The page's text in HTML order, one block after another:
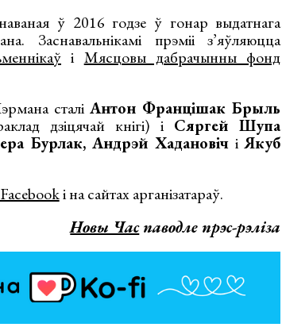
ў 2016 годзе ў гонар выдатнага
Заснавальнікамі прэміі з’яўляюцца
і Мясцовы дабрачынны фонд
сталіАнтон Францішак Брыль
дзіцячай кнігі) і Сяргей Шупа
Бурлак, Андрэй ХадановічіЯкуб
і на сайтах арганізатараў.
Новы Часпаводле прэс-рэліза